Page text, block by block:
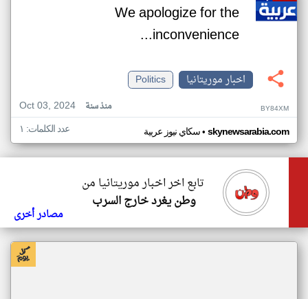
We apologize for the
inconvenience...
اخبار موريتانيا
Politics
Oct 03, 2024
منذ سنة BY84XM
سكاي نيوز عربية• skynewsarabia.com عدد الكلمات: ١
تابع اخر اخبار موريتانيا من
وطن يغرد خارج السرب
مصادر أخرى